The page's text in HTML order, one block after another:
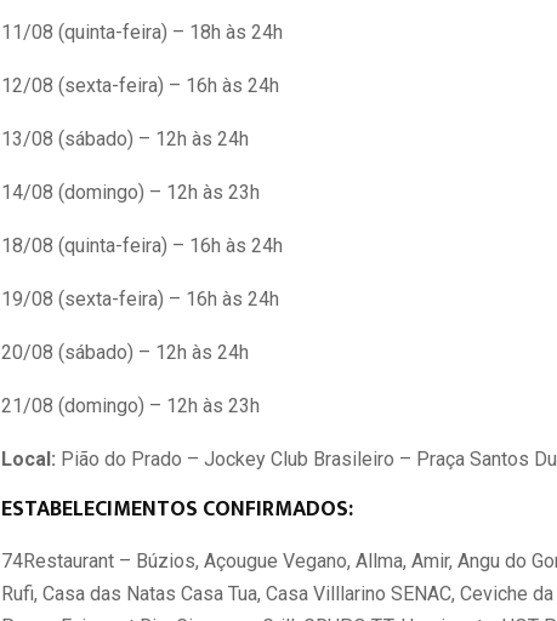
11/08 (quinta-feira) – 18h às 24h
12/08 (sexta-feira) – 16h às 24h
13/08 (sábado) – 12h às 24h
14/08 (domingo) – 12h às 23h
18/08 (quinta-feira) – 16h às 24h
19/08 (sexta-feira) – 16h às 24h
20/08 (sábado) – 12h às 24h
21/08 (domingo) – 12h às 23h
Local: Pião do Prado – Jockey Club Brasileiro – Praça Santos
ESTABELECIMENTOS CONFIRMADOS:
74Restaurant – Búzios, Açougue Vegano, Allma, Amir, Angu do
Rufi, Casa das Natas Casa Tua, Casa Villlarino SENAC, Ceviche